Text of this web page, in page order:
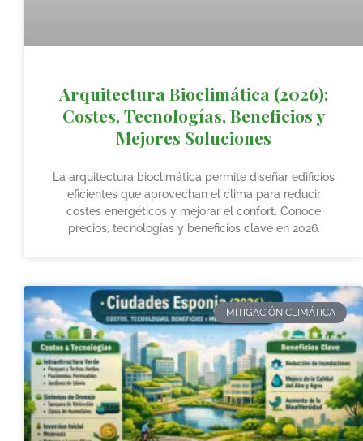
Arquitectura Bioclimática (2026):
Costes, Tecnologías, Beneficios y
Mejores Soluciones
La arquitectura bioclimática permite diseñar edificios
eficientes que aprovechan el clima para reducir
costes energéticos y mejorar el confort. Conoce
precios, tecnologías y beneficios clave en 2026.
MITIGACIÓN CLIMÁTICA